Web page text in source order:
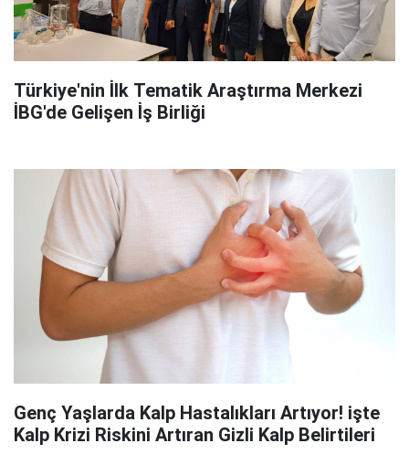
Türkiye'nin İlk Tematik Araştırma Merkezi
İBG'de Gelişen İş Birliği
Genç Yaşlarda Kalp Hastalıkları Artıyor! işte
Kalp Krizi Riskini Artıran Gizli Kalp Belirtileri